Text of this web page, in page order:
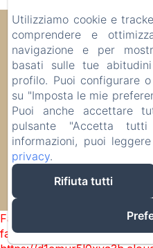
Alba Serena
Corso Bra 38,
+39
+39
CIR CAMERE:
APPARTAMENTI:
IT004003B4S7SJ9VF8
Funziona
Failed to load
failed. (missing:
Utilizziamo cookie e
comprendere e
navigazione e per
basati sulle tue
profilo. Puoi configurare
su "Imposta le mie
Puoi anche accettare
pulsante "Accetta
informazioni, puoi
privacy.
Rifiuta tutti